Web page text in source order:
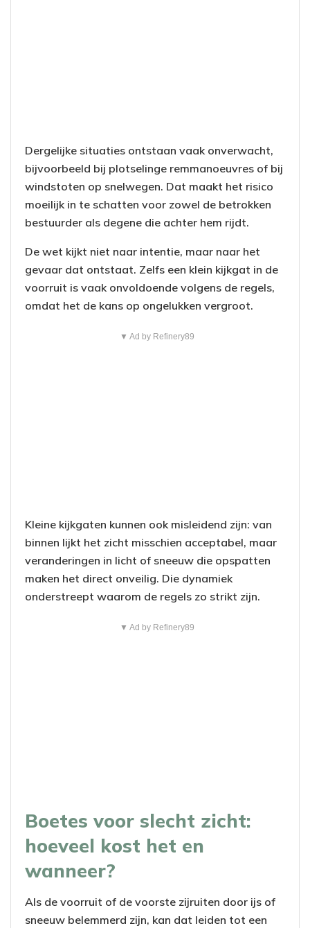
Dergelijke situaties ontstaan vaak onverwacht,
bijvoorbeeld bij plotselinge remmanoeuvres of bij
windstoten op snelwegen. Dat maakt het risico
moeilijk in te schatten voor zowel de betrokken
bestuurder als degene die achter hem rijdt.
De wet kijkt niet naar intentie, maar naar het
gevaar dat ontstaat. Zelfs een klein kijkgat in de
voorruit is vaak onvoldoende volgens de regels,
omdat het de kans op ongelukken vergroot.
▼ Ad by Refinery89
Kleine kijkgaten kunnen ook misleidend zijn: van
binnen lijkt het zicht misschien acceptabel, maar
veranderingen in licht of sneeuw die opspatten
maken het direct onveilig. Die dynamiek
onderstreept waarom de regels zo strikt zijn.
▼ Ad by Refinery89
Boetes voor slecht zicht:
hoeveel kost het en
wanneer?
Als de voorruit of de voorste zijruiten door ijs of
sneeuw belemmerd zijn, kan dat leiden tot een